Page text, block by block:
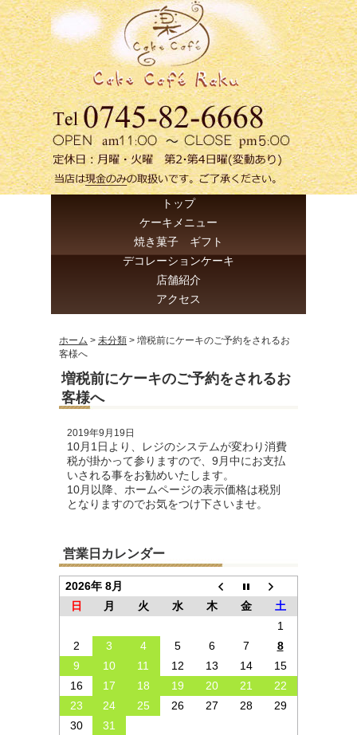
トップ
ケーキメニュー
焼き菓子 ギフト
デコレーションケーキ
店舗紹介
アクセス
ホーム > 未分類 > 増税前にケーキのご予約をされるお
客様へ
増税前にケーキのご予約をされるお
客様へ
2019年9月19日
10月1日より、レジのシステムが変わり消費
税が掛かって参りますので、9月中にお支払
いされる事をお勧めいたします。
10月以降、ホームページの表示価格は税別
となりますのでお気をつけ下さいませ。
営業日カレンダー
2026年 8月
日
月 火 水 木 金
土
1
2
3 4 5 6 7
8
9
10 11 12 13 14
15
16
17 18 19 20 21
22
23
24 25 26 27 28
29
30
31